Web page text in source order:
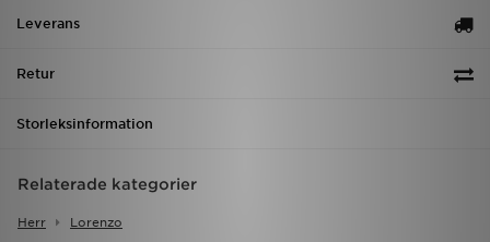
Leverans
Retur
Storleksinformation
Relaterade kategorier
Herr Lorenzo